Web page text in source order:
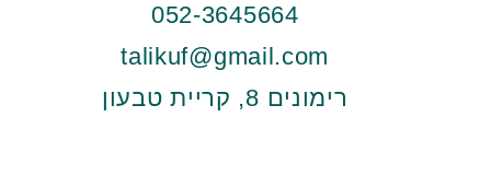
052-3645664
talikuf@gmail.com
רימונים 8, קריית טבעון